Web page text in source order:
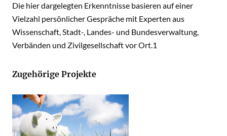
Die hier dargelegten Erkenntnisse basieren auf einer
Vielzahl persönlicher Gespräche mit Experten aus
Wissenschaft, Stadt-, Landes- und Bundesverwaltung,
Verbänden und Zivilgesellschaft vor Ort.1
Zugehörige Projekte